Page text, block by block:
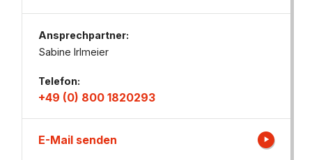
Ansprechpartner:
Sabine Irlmeier
Telefon:
+49 (0) 800 1820293
E-Mail senden